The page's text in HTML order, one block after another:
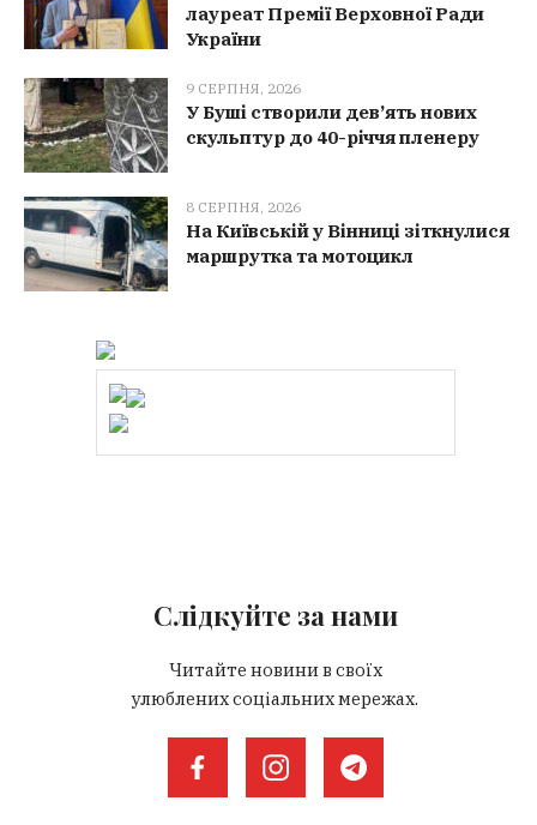
лауреат Премії Верховної Ради
України
9 СЕРПНЯ, 2026
У Буші створили дев’ять нових
скульптур до 40-річчя пленеру
8 СЕРПНЯ, 2026
На Київській у Вінниці зіткнулися
маршрутка та мотоцикл
Слідкуйте за нами
Читайте новини в своїх
улюблених соціальних мережах.